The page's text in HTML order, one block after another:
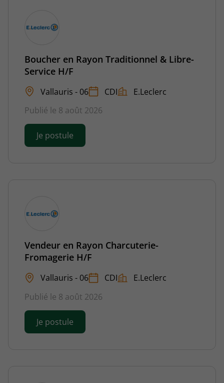
Boucher en Rayon Traditionnel & Libre-
Service H/F
Vallauris - 06 CDI
E.Leclerc
Publié le 8 août 2026
Je postule
Vendeur en Rayon Charcuterie-
Fromagerie H/F
Vallauris - 06 CDI
E.Leclerc
Publié le 8 août 2026
Je postule